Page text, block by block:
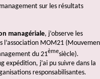
sur les résultats
managériale, j’observe les
l’association MOM21
du 21èmesiècle).
expédition, j’ai pu suivre dans la
responsabilisantes.